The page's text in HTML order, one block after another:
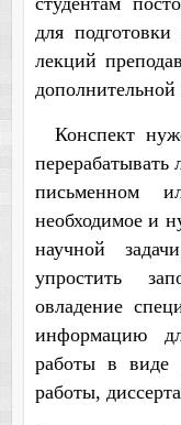
для
лекций
дополнительной
Конспект
письменном
необходимое и
научной
упростить
овладение
информацию
работы в виде
работы,